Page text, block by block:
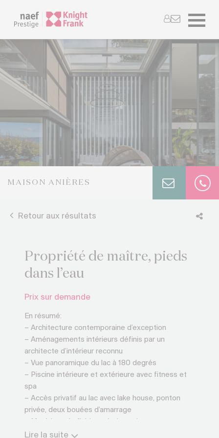
MAISON ANIÈRES
Retour aux résultats
Propriété de maître, pieds
dans l’eau
Prix sur demande
En résumé:
– Architecture contemporaine d’exception
– Aménagements intérieurs définis par un
architecte d’intérieur reconnu
– Vue panoramique du lac à 180 degrés
– Piscine intérieure et extérieure avec fitness et
spa
– Accès privatif au lac avec lake house, ponton
privée, deux bouées d’amarrage
– Lift et garage pour sept voitures
Lire la suite